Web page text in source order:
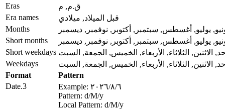
Eras
ق.م, م
Era names
قبل الميلاد, ميلادي
Months
يوليو, أغسطس, سبتمبر, أكتوبر, نوفمبر, ديسمبر
Short months
يوليو, أغسطس, سبتمبر, أكتوبر, نوفمبر, ديسمبر
Short weekdays الاثنين, الثلاثاء, الأربعاء, الخميس, الجمعة, السبت
Weekdays
الاثنين, الثلاثاء, الأربعاء, الخميس, الجمعة, السبت
Format
Pattern
Date.3
Example: ٦‏/٨‏/٢٠٢٦
Pattern: d‏/M‏/y
Local Pattern: d‏/M‏/y